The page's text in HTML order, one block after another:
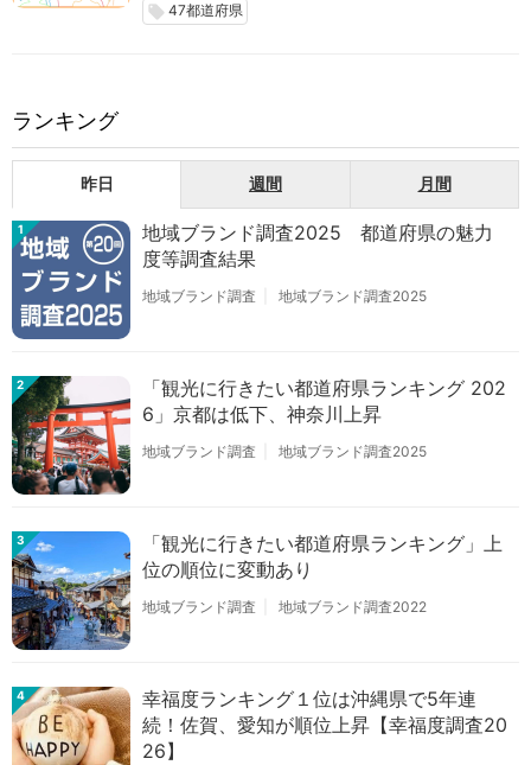
local_offer 47都道府県
ランキング
昨日 週間 月間
1
地域ブランド調査2025 都道府県の魅力
度等調査結果
地域ブランド調査 地域ブランド調査2025
2
「観光に行きたい都道府県ランキング 202
6」京都は低下、神奈川上昇
地域ブランド調査 地域ブランド調査2025
3
「観光に行きたい都道府県ランキング」上
位の順位に変動あり
地域ブランド調査 地域ブランド調査2022
4
幸福度ランキング１位は沖縄県で5年連
続！佐賀、愛知が順位上昇【幸福度調査20
26】